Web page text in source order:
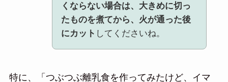
くならない場合は、大きめに切っ
たものを煮てから、火が通った後
にカット してくださいね。
特に、「つぶつぶ離乳食を作ってみたけど、イマ